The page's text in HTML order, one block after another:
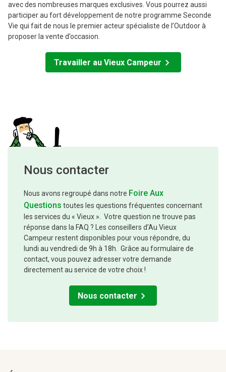
avec des nombreuses marques exclusives. Vous pourrez aussi
participer au fort développement de notre programme Seconde
Vie qui fait de nous le premier acteur spécialiste de l’Outdoor à
proposer la vente d’occasion.
Travailler au Vieux Campeur
Nous contacter
Nous avons regroupé dans notre Foire Aux
Questions toutes les questions fréquentes concernant
les services du « Vieux ». Votre question ne trouve pas
réponse dans la FAQ ? Les conseillers d’Au Vieux
Campeur restent disponibles pour vous répondre, du
lundi au vendredi de 9h à 18h. Grâce au formulaire de
contact, vous pouvez adresser votre demande
directement au service de votre choix !
Nous contacter